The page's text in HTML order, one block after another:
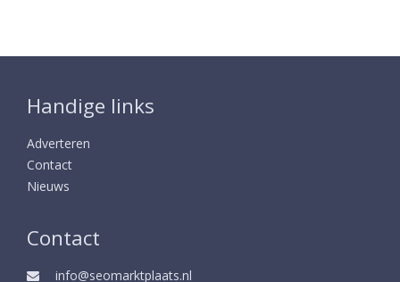
Handige links
Adverteren
Contact
Nieuws
Contact
info@seomarktplaats.nl